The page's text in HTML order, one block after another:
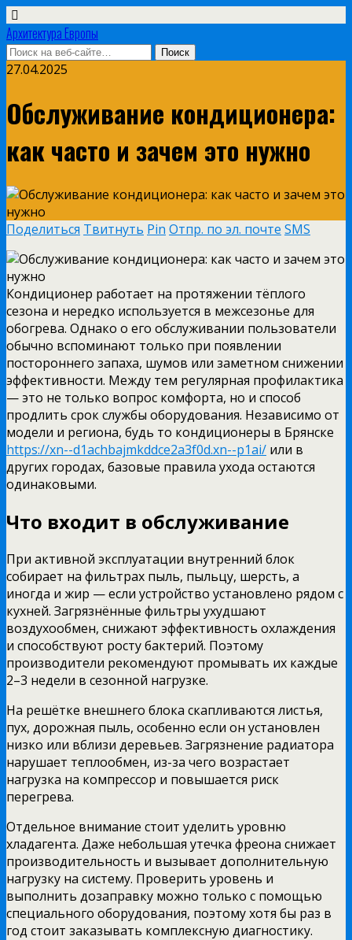
Архитектура Европы
27.04.2025
Обслуживание кондиционера:
как часто и зачем это нужно
Поделиться Твитнуть Pin Отпр. по эл. почте SMS
Кондиционер работает на протяжении тёплого
сезона и нередко используется в межсезонье для
обогрева. Однако о его обслуживании пользователи
обычно вспоминают только при появлении
постороннего запаха, шумов или заметном снижении
эффективности. Между тем регулярная профилактика
— это не только вопрос комфорта, но и способ
продлить срок службы оборудования. Независимо от
модели и региона, будь то кондиционеры в Брянске
https://xn--d1achbajmkddce2a3f0d.xn--p1ai/ или в
других городах, базовые правила ухода остаются
одинаковыми.
Что входит в обслуживание
При активной эксплуатации внутренний блок
собирает на фильтрах пыль, пыльцу, шерсть, а
иногда и жир — если устройство установлено рядом с
кухней. Загрязнённые фильтры ухудшают
воздухообмен, снижают эффективность охлаждения
и способствуют росту бактерий. Поэтому
производители рекомендуют промывать их каждые
2–3 недели в сезонной нагрузке.
На решётке внешнего блока скапливаются листья,
пух, дорожная пыль, особенно если он установлен
низко или вблизи деревьев. Загрязнение радиатора
нарушает теплообмен, из-за чего возрастает
нагрузка на компрессор и повышается риск
перегрева.
Отдельное внимание стоит уделить уровню
хладагента. Даже небольшая утечка фреона снижает
производительность и вызывает дополнительную
нагрузку на систему. Проверить уровень и
выполнить дозаправку можно только с помощью
специального оборудования, поэтому хотя бы раз в
год стоит заказывать комплексную диагностику.